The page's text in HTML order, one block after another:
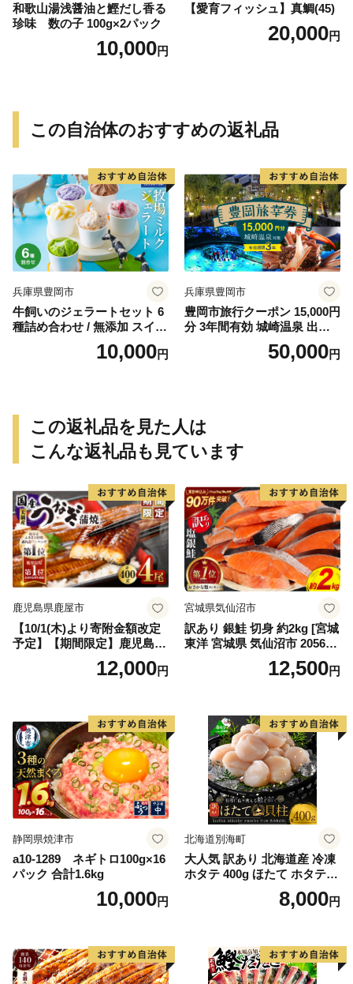
和歌山湯浅醤油と鰹だし香る
珍味 数の子 100g×2パック
10,000円
【愛育フィッシュ】真鯛(45)
20,000円
この自治体のおすすめの返礼品
兵庫県豊岡市
牛飼いのジェラートセット 6
種詰め合わせ / 無添加 スイー
ツ ジェラート シャーベット
アイスクリーム 卵 小麦粉不
10,000円
兵庫県豊岡市
豊岡市旅行クーポン 15,000円
分 3年間有効 城崎温泉 出石
竹野 神鍋 など 宿泊施設 飲食
店 観光施設 250施設以上で使
50,000円
この返礼品を見た人は
こんな返礼品も見ています
鹿児島県鹿屋市
【10/1(木)より寄附金額改定
予定】【期間限定】鹿児島県
大隅産うなぎ蒲焼4尾（400
g） KN007-02312,000円
宮城県気仙沼市
訳あり 銀鮭 切身 約2kg [宮城
東洋 宮城県 気仙沼市 205649
91] 鮭 魚介類 海鮮 訳アリ 規
格外 不揃い さけ サケ 鮭切身
切り身 魚 わけあり
12,500円
静岡県焼津市
a10-1289 ネギトロ100g×16
パック 合計1.6kg
10,000円
北海道別海町
大人気 訳あり 北海道産 冷凍
ホタテ 400g ほたて ホタテ
8,000円